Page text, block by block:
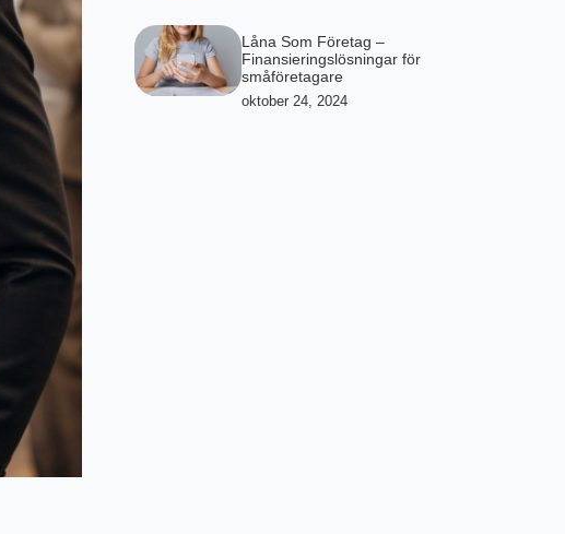
Låna Som Företag –
Finansieringslösningar för
småföretagare
oktober 24, 2024